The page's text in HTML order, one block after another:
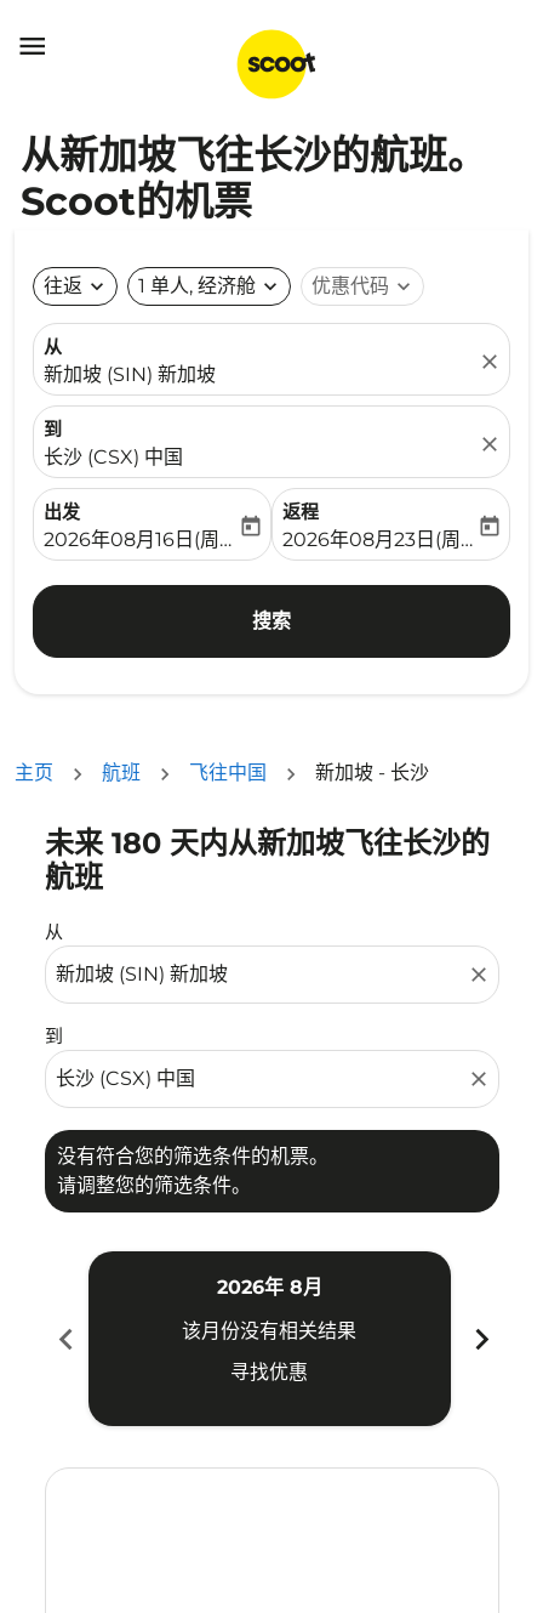

从新加坡飞往长沙的航班。
Scoot的机票
往返 expand_more 1 单人, 经济舱 expand_more 优惠代码 expand_more
从
新加坡 (SIN) 新加坡
close
到
长沙 (CSX) 中国
close
出发
fc-booking-departure-date-aria-label
2026年08月16日(周日)
today
返程
fc-booking-return-date-
2026年08月23日(周日)
today
搜索
主页 航班 飞往中国 新加坡 - 长沙
未来 180 天内从新加坡飞往长沙的
航班
从
close
到
close
没有符合您的筛选条件的机票。
请调整您的筛选条件。
没有符合您的筛选条件的机票。请调整您的筛选条件。
chevron_left
2026年 8月
该月份没有相关结果
寻找优惠
chevron_right